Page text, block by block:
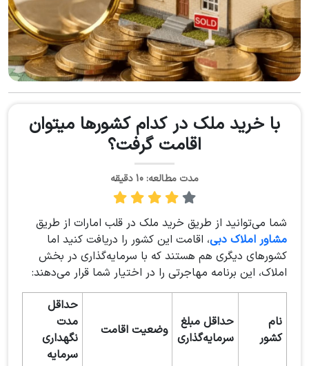
با خرید ملک در کدام کشورها میتوان
اقامت گرفت؟
مدت مطالعه: 10 دقیقه
شما می‌توانید از طریق خرید ملک در قلب امارات از طریق
مشاور املاک دبی، اقامت این کشور را دریافت کنید اما
کشورهای دیگری هم هستند که با سرمایه‌گذاری در بخش
املاک، این برنامه مهاجرتی را در اختیار شما قرار می‌دهند:
نام
کشور
حداقل مبلغ
سرمایه‌گذاری وضعیت اقامت
حداقل
مدت
نگهداری
سرمایه